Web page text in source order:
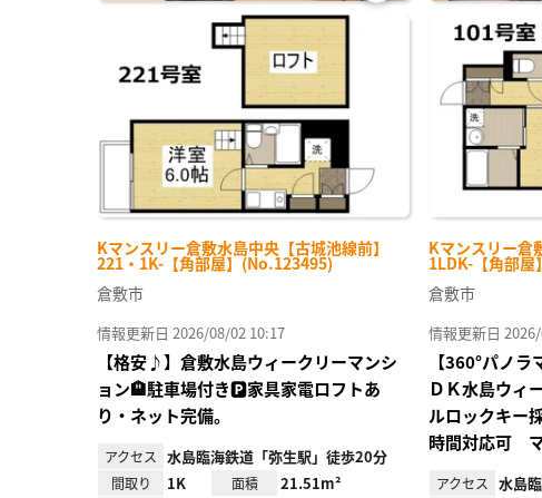
Kマンスリー倉敷水島中央【古城池線前】
221・1K-【角部屋】(No.123495)
お気
倉敷市
情報更新日 2026/08/02 10:17
【格安♪】倉敷水島ウィークリーマンシ
ョン🏨駐車場付き🅿家具家電ロフトあ
り・ネット完備。
アクセス 水島臨海鉄道「弥生駅」徒歩20分
間取り 1K 面積 21.51m²
Kマンスリー倉
1LDK-【角部
倉敷市
情報更新日
【360°パノ
ＤＫ水島ウィ
ルロックキー
時間対応可
アクセス 水島